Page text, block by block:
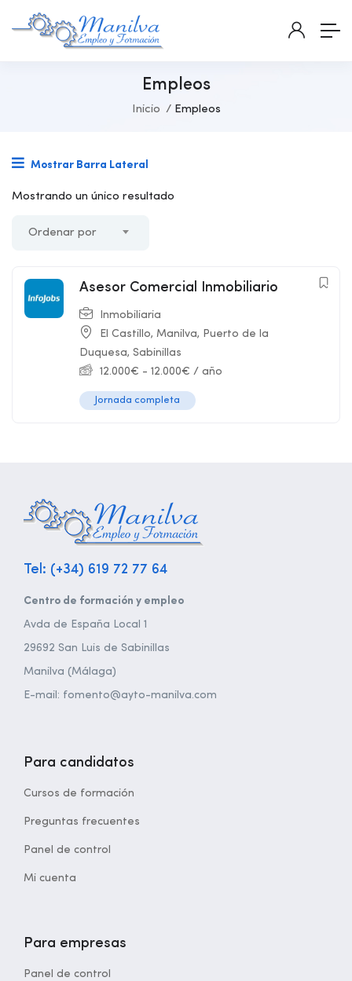
Empleos
Inicio Empleos
Mostrar Barra Lateral
Mostrando un único resultado
Ordenar por
Asesor Comercial Inmobiliario
Inmobiliaria
El Castillo, Manilva, Puerto de la
Duquesa, Sabinillas
12.000€ - 12.000€ / año
Jornada completa
Tel: (+34) 619 72 77 64
Centro de formación y empleo
Avda de España Local 1
29692 San Luis de Sabinillas
Manilva (Málaga)
E-mail: fomento@ayto-manilva.com
Para candidatos
Cursos de formación
Preguntas frecuentes
Panel de control
Mi cuenta
Para empresas
Panel de control